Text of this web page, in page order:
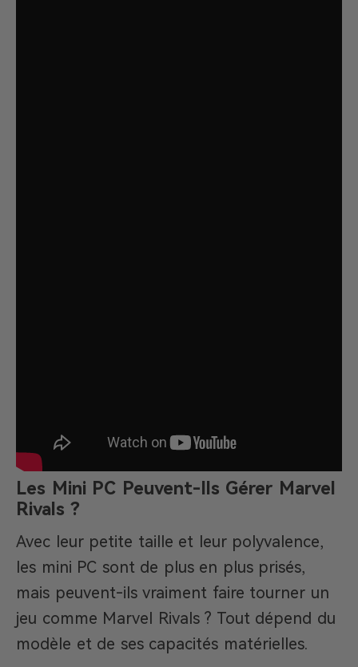
Les Mini PC Peuvent-Ils Gérer Marvel
Rivals ?
Avec leur petite taille et leur polyvalence,
les mini PC sont de plus en plus prisés,
mais peuvent-ils vraiment faire tourner un
jeu comme Marvel Rivals ? Tout dépend du
modèle et de ses capacités matérielles.